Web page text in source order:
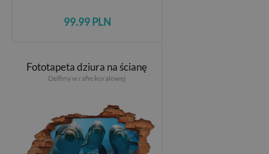
99.99 PLN
Fototapeta dziura na ścianę
Delfiny w rafie koralowej